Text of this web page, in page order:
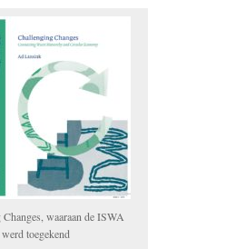
waaraan de ISWA
toegekend